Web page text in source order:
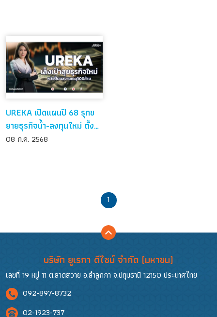
UREKA เปิดแผนปี 68 รุกข
ยายธุรกิจน้ำ-ลงทุนใหม่ ตั้ง
เป้ารายได้โต-ย้ายเข้า SET อีก
08 ก.ค. 2568
1
บริษัท ยูเรกา ดีไซน์ จำกัด (มหาชน)
เลขที่ 19 หมู่ 11 ต.ลาดสวาย อ.ลำลูกกา จ.ปทุมธานี 12150 ประเทศไทย
092-897-8732
02-1923-737